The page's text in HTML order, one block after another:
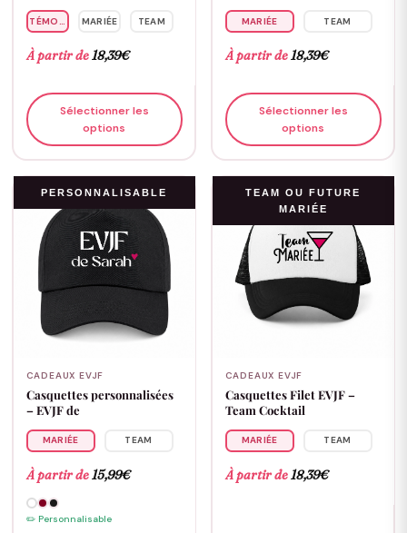
TÉMOIN MARIÉE TEAM
À partir de18,39€
Sélectionner les
options
MARIÉE TEAM
À partir de18,39€
Sélectionner les
options
PERSONNALISABLE
CADEAUX EVJF
Casquettes personnalisées
– EVJF de
MARIÉE TEAM
À partir de 15,99€
✏️ Personnalisable
TEAM OU FUTURE
MARIÉE
CADEAUX EVJF
Casquettes Filet EVJF –
Team Cocktail
MARIÉE TEAM
À partir de 18,39€